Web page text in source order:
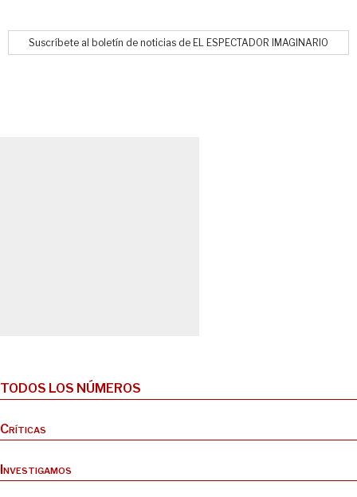
Suscríbete al boletín de noticias de EL ESPECTADOR IMAGINARIO
TODOS LOS NÚMEROS
Críticas
Investigamos